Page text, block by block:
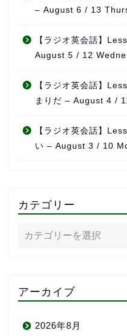
– August 6 / 13
【ラジオ英会話】
August 5 / 12
【ラジオ英会話】
まりだ – August 4 /
【ラジオ英会話】
い – August 3 / 10
カテゴリー
アーカイブ
2026年8月